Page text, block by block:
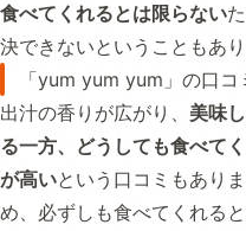
食べてくれるとは限らない
決できないということもあり
「yum yum yum」の口
出汁の香りが広がり、 美味
る一方、どうしても食べて
が高いという口コミもあり
め、必ずしも食べてくれると